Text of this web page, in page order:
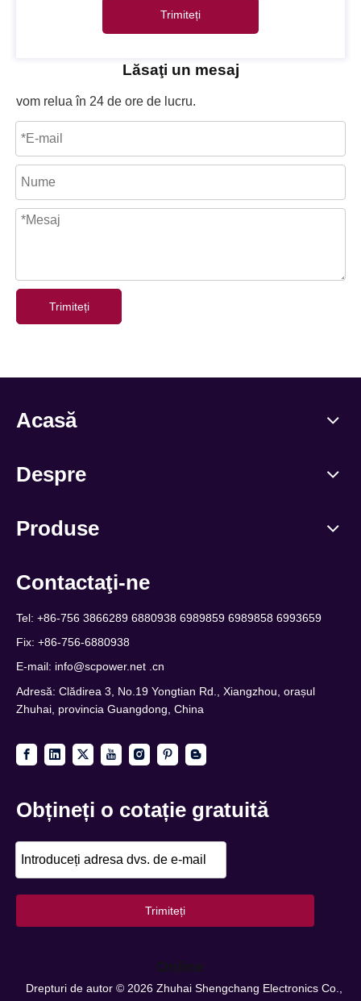
Trimiteți
Lăsaţi un mesaj
vom relua în 24 de ore de lucru.
Trimiteți
Acasă
Despre
Produse
Contactaţi-ne
Tel: +86-756 3866289 6880938 6989859 6989858 6993659
Fix: +86-756-6880938
E-mail: info@scpower.net .cn
Adresă: Clădirea 3, No.19 Yongtian Rd., Xiangzhou, orașul
Zhuhai, provincia Guangdong, China
Obțineți o cotație gratuită
Trimiteți
Online
Drepturi de autor © 2026Zhuhai Shengchang Electronics Co.,